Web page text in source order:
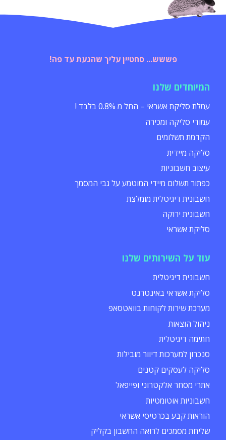
פששש... סחטיין עליך שהגעת עד פה!
המיוחדים שלנו
עמלת סליקת אשראי – החל מ 0.8% בלבד !
עמודי סליקה ומכירה
הקדמת תשלומים
סליקה מיידית
עיצוב חשבוניות
כפתור תשלום מיידי המוטמע על גבי המסמך
חשבונית דיגיטלית מומלצת
חשבונית ירוקה
סליקת אשראי
עוד על השירותים שלנו
חשבונית דיגיטלית
סליקת אשראי באינטרנט
מערכת שירות לקוחות בוואטסאפ
ניהול הוצאות
חתימה דיגיטלית
סנכרון למערכות דיוור מובילות
סליקה לעסקים קטנים
אתרי מסחר אלקטרוני ופייפאל
חשבוניות אוטומטיות
הוראות קבע בכרטיסי אשראי
שליחת מסמכים לרואה החשבון בקליק